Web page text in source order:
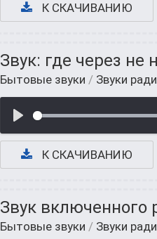
К СКАЧИВАНИЮ
Звук: где через
Бытовые звуки / Звуки
К СКАЧИВАНИЮ
Звук включенного
Бытовые звуки / Звуки